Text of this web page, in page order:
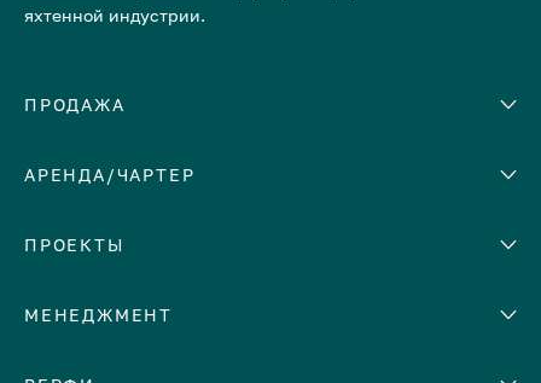
яхтенной индустрии.
ПРОДАЖА
Количество кают
АРЕНДА/ЧАРТЕР
ЕВРОПА
Греция
ПРОЕКТЫ
МЕНЕДЖМЕНТ